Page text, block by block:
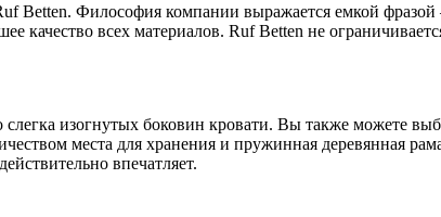
Betten. Философия компании выражается емкой фразой
всех материалов. Ruf Betten не
изогнутых боковин кровати. Вы также можете
места для хранения и пружинная деревянная
впечатляет.